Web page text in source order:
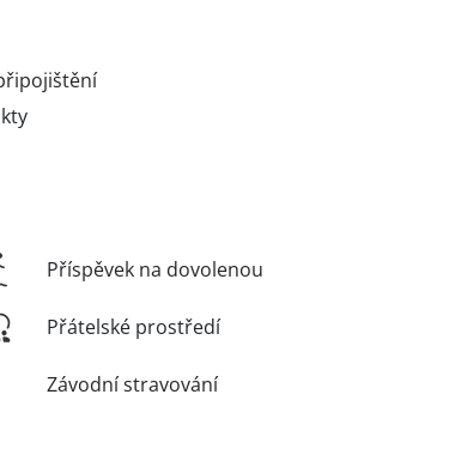
Příspěvek na dovolenou
Přátelské prostředí
Závodní stravování